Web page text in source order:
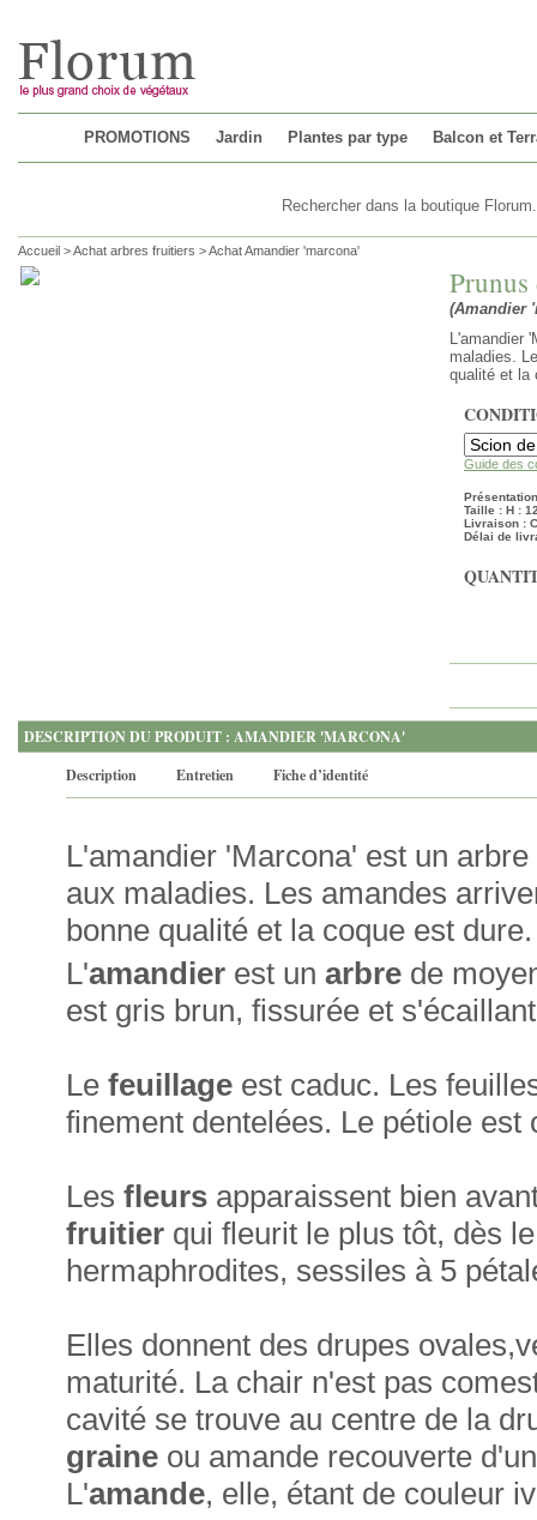
PROMOTIONS Jardin Plantes par type Balcon et
Accueil >Achat arbres fruitiers >Achat Amandier 'marcona'
(Amandier
L'amandier
maladies.
qualité et la
Guide des
Taille : H :
Livraison :
Délai de
DESCRIPTION DU PRODUIT : AMANDIER 'MARCONA'
Description
Entretien Fiche d’identité
L'amandier 'Marcona' est un
aux maladies. Les amandes
bonne qualité et la coque est dure.
L'amandier est un arbre de
est gris brun, fissurée et
Le feuillage est caduc. Les
finement dentelées. Le pétiole est
Les fleurs apparaissent bien
fruitier qui fleurit le plus tôt, dès
hermaphrodites, sessiles à 5
Elles donnent des drupes
maturité. La chair n'est pas
cavité se trouve au centre de la
graine ou amande recouverte
L'amande, elle, étant de couleur